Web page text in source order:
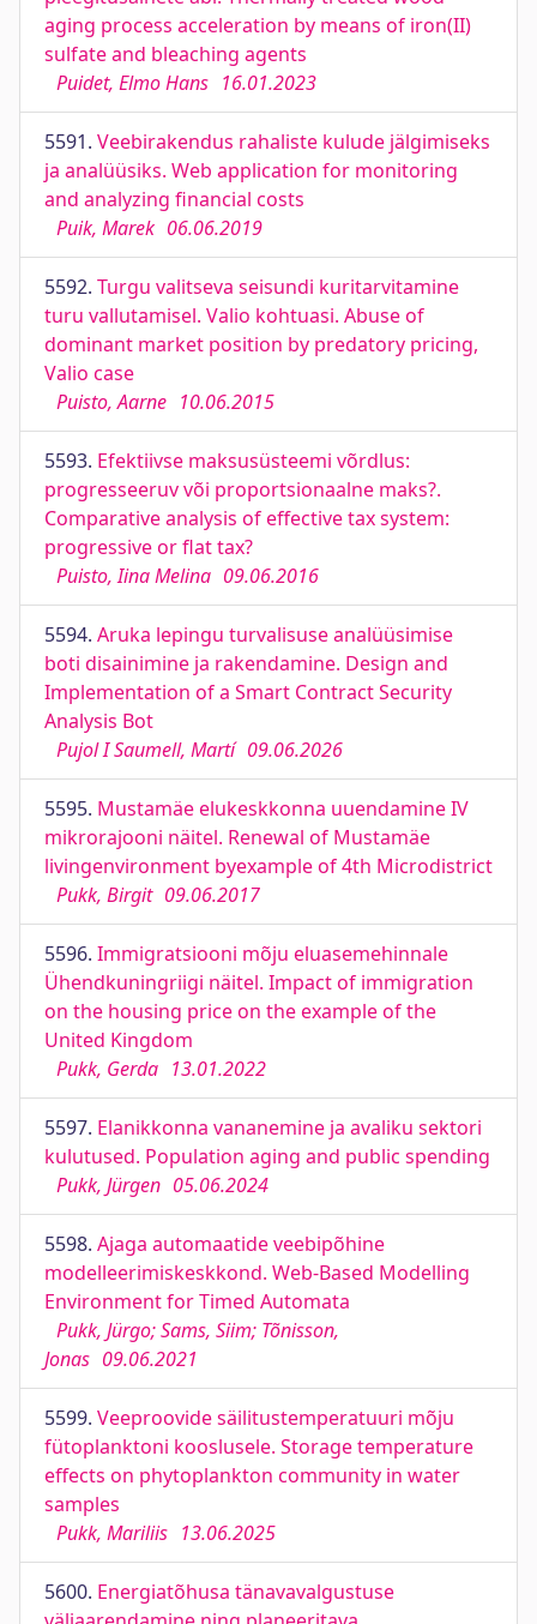
aging process acceleration by means of iron(II)
sulfate and bleaching agents
Puidet, Elmo Hans 16.01.2023
5591. Veebirakendus rahaliste kulude jälgimiseks
ja analüüsiks. Web application for monitoring
and analyzing financial costs
Puik, Marek 06.06.2019
5592. Turgu valitseva seisundi kuritarvitamine
turu vallutamisel. Valio kohtuasi. Abuse of
dominant market position by predatory pricing,
Valio case
Puisto, Aarne 10.06.2015
5593. Efektiivse maksusüsteemi võrdlus:
progresseeruv või proportsionaalne maks?.
Comparative analysis of effective tax system:
progressive or flat tax?
Puisto, Iina Melina 09.06.2016
5594. Aruka lepingu turvalisuse analüüsimise
boti disainimine ja rakendamine. Design and
Implementation of a Smart Contract Security
Analysis Bot
Pujol I Saumell, Martí 09.06.2026
5595. Mustamäe elukeskkonna uuendamine IV
mikrorajooni näitel. Renewal of Mustamäe
livingenvironment byexample of 4th Microdistrict
Pukk, Birgit 09.06.2017
5596. Immigratsiooni mõju eluasemehinnale
Ühendkuningriigi näitel. Impact of immigration
on the housing price on the example of the
United Kingdom
Pukk, Gerda 13.01.2022
5597. Elanikkonna vananemine ja avaliku sektori
kulutused. Population aging and public spending
Pukk, Jürgen 05.06.2024
5598. Ajaga automaatide veebipõhine
modelleerimiskeskkond. Web-Based Modelling
Environment for Timed Automata
Pukk, Jürgo; Sams, Siim; Tõnisson,
Jonas 09.06.2021
5599. Veeproovide säilitustemperatuuri mõju
fütoplanktoni kooslusele. Storage temperature
effects on phytoplankton community in water
samples
Pukk, Mariliis 13.06.2025
5600. Energiatõhusa tänavavalgustuse